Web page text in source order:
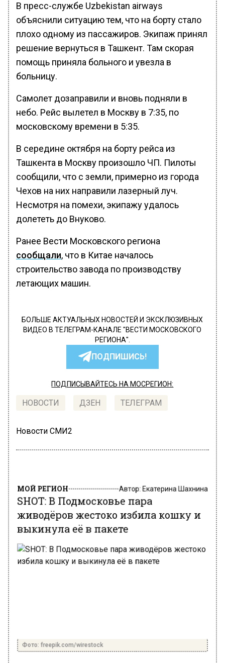
В пресс-службе Uzbekistan airways
объяснили ситуацию тем, что на борту стало
плохо одному из пассажиров. Экипаж принял
решение вернуться в Ташкент. Там скорая
помощь приняла больного и увезла в
больницу.
Самолет дозаправили и вновь подняли в
небо. Рейс вылетел в Москву в 7:35, по
московскому времени в 5:35.
В середине октября на борту рейса из
Ташкента в Москву произошло ЧП. Пилоты
сообщили, что с земли, примерно из города
Чехов на них направили лазерный луч.
Несмотря на помехи, экипажу удалось
долететь до Внуково.
Ранее Вести Московского региона
сообщали, что в Китае началось
строительство завода по производству
летающих машин.
БОЛЬШЕ АКТУАЛЬНЫХ НОВОСТЕЙ И ЭКСКЛЮЗИВНЫХ
ВИДЕО В ТЕЛЕГРАМ-КАНАЛЕ "ВЕСТИ МОСКОВСКОГО
РЕГИОНА".
ПОДПИШИСЬ!
ПОДПИСЫВАЙТЕСЬ НА МОСРЕГИОН:
НОВОСТИ ДЗЕН ТЕЛЕГРАМ
Новости СМИ2
МОЙ РЕГИОН
SHOT: В Подмосковье пара
живодёров жестоко избила кошку и
выкинула её в пакете
Фото: freepik.com/wirestock